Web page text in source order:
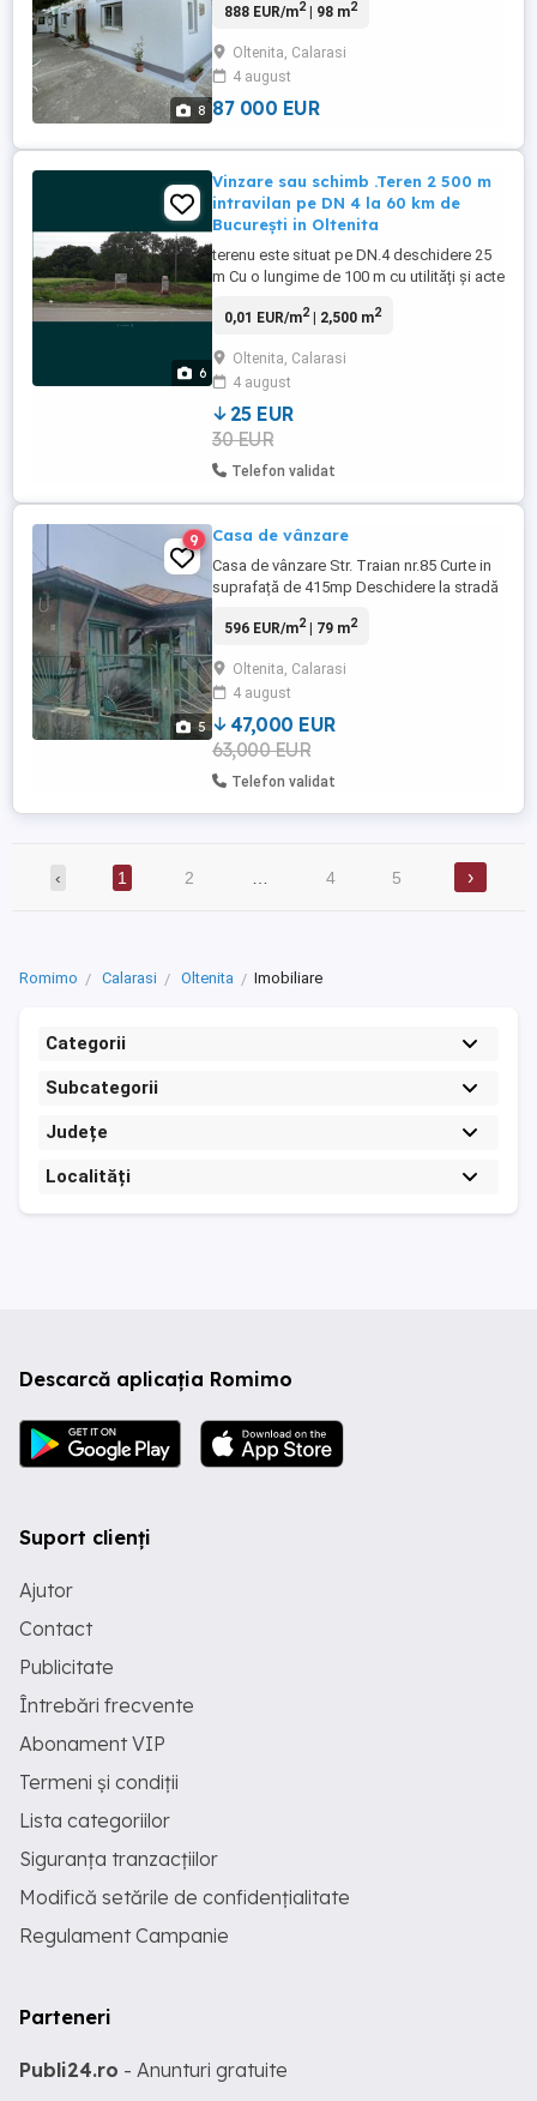
8
dintre acestea se poate transforma cu
cea de-a doua bucătărie este construită
lângă casă (recent, 2020). Există și baie și
o cămară de alimente, ...
888 EUR/m2| 98 m2
Oltenita, Calarasi
4 august
87 000 EUR
6
Vinzare sau schimb .Teren 2 500 m
intravilan pe DN 4 la 60 km de
București in Oltenita
terenu este situat pe DN.4 deschidere 25
m Cu o lungime de 100 m cu utilități și acte
apartament Sau închiriere Dacă nu
Mulțumesc
0,01 EUR/m2| 2,500 m2
Oltenita, Calarasi
4 august
25 EUR
30 EUR
Telefon validat
5
9 Casa de vânzare
Casa de vânzare Str. Traian nr.85 Curte in
suprafață de 415mp Deschidere la stradă
construita din cărămidă, fiind formată din
Bucătărie, grup sanitar și magazie în
anexă Este racordata la utilități Preț 63.000
EURO Contact ...
596 EUR/m2| 79 m2
Oltenita, Calarasi
4 august
47,000 EUR
63,000 EUR
Telefon validat
‹ 1 2 4 5 ›
Romimo Calarasi Oltenita Imobiliare
Categorii
Subcategorii
Județe
Localități
Descarcă aplicația Romimo
Suport clienți
Ajutor
Contact
Publicitate
Întrebări frecvente
Abonament VIP
Termeni și condiții
Lista categoriilor
Siguranța tranzacțiilor
Modifică setările de confidențialitate
Regulament Campanie
Parteneri
Publi24.ro - Anunturi gratuite